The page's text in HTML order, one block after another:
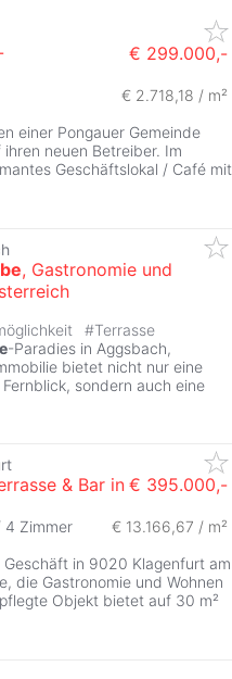
€ 299.000,-
€ 2.718,18 / m²
einer Pongauer Gemeinde
neuen Betreiber. Im
Geschäftslokal / Café mit
, Gastronomie und
#Terrasse
-Paradies in Aggsbach,
bietet nicht nur eine
sondern auch eine
& Bar in€ 395.000,-
4 Zimmer
€ 13.166,67 / m²
in 9020 Klagenfurt am
die Gastronomie und Wohnen
Objekt bietet auf 30 m²